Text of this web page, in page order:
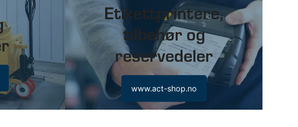
Etikettprintere,
tilbehør og
reservedeler
www.act-shop.no